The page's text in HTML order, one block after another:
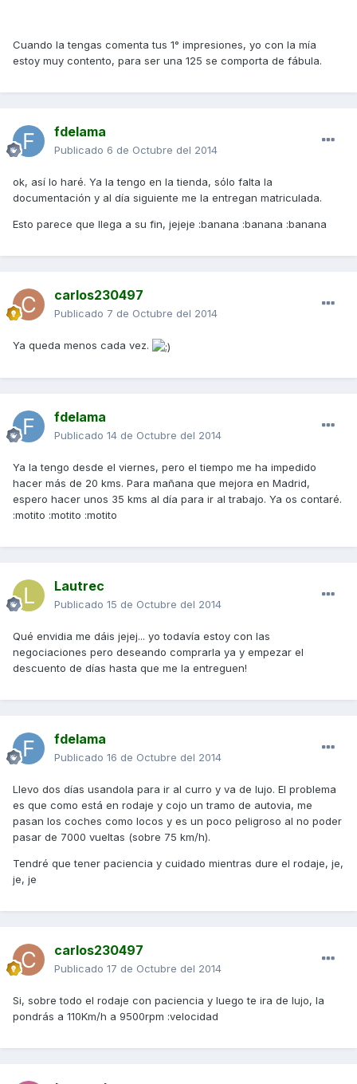
Cuando la tengas comenta tus 1° impresiones, yo con la mía
estoy muy contento, para ser una 125 se comporta de fábula.
fdelama
Publicado 6 de Octubre del 2014
ok, así lo haré. Ya la tengo en la tienda, sólo falta la
documentación y al día siguiente me la entregan matriculada.
Esto parece que llega a su fin, jejeje :banana :banana :banana
carlos230497
Publicado 7 de Octubre del 2014
Ya queda menos cada vez.
fdelama
Publicado 14 de Octubre del 2014
Ya la tengo desde el viernes, pero el tiempo me ha impedido
hacer más de 20 kms. Para mañana que mejora en Madrid,
espero hacer unos 35 kms al día para ir al trabajo. Ya os contaré.
:motito :motito :motito
Lautrec
Publicado 15 de Octubre del 2014
Qué envidia me dáis jejej... yo todavía estoy con las
negociaciones pero deseando comprarla ya y empezar el
descuento de días hasta que me la entreguen!
fdelama
Publicado 16 de Octubre del 2014
Llevo dos días usandola para ir al curro y va de lujo. El problema
es que como está en rodaje y cojo un tramo de autovia, me
pasan los coches como locos y es un poco peligroso al no poder
pasar de 7000 vueltas (sobre 75 km/h).
Tendré que tener paciencia y cuidado mientras dure el rodaje, je,
je, je
carlos230497
Publicado 17 de Octubre del 2014
Si, sobre todo el rodaje con paciencia y luego te ira de lujo, la
pondrás a 110Km/h a 9500rpm :velocidad